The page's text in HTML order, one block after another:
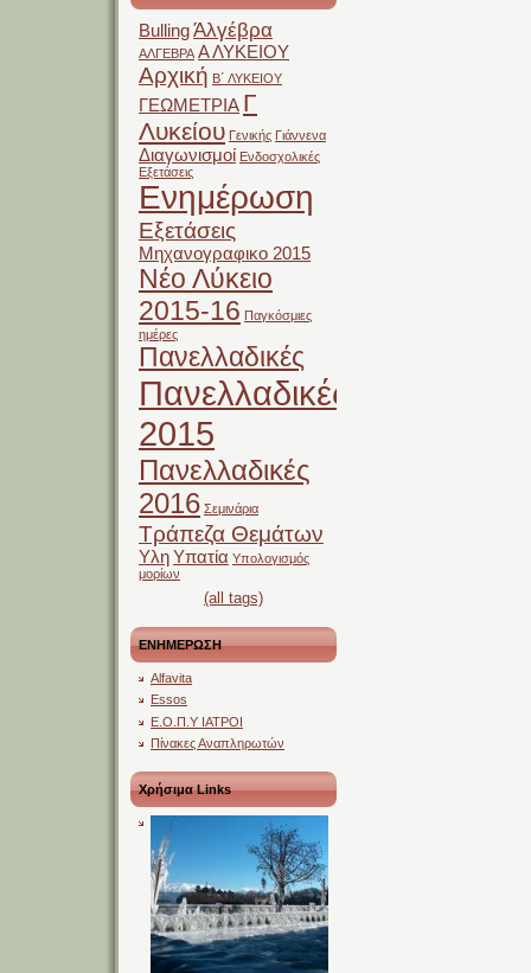
BullingΆλγέβρα
ΑΛΓΕΒΡΑ Α ΛΥΚΕΙΟΥ
Αρχική Β΄ ΛΥΚΕΙΟΥ
ΓΕΩΜΕΤΡΙΑ Γ
Λυκείου Γενικής Γιάννενα
Διαγωνισμοί Ενδοσχολικές
Εξετάσεις
Ενημέρωση
Εξετάσεις
Μηχανογραφικο 2015
Νέο Λύκειο
2015-16 Παγκόσμιες
ημέρες
Πανελλαδικές
Πανελλαδικές
2015
Πανελλαδικές
2016 Σεμινάρια
Τράπεζα Θεμάτων
ΥληΥπατία Υπολογισμός
μορίων
(all tags)
ΕΝΗΜΕΡΩΣΗ
Alfavita
Essos
Ε.Ο.Π.Υ ΙΑΤΡΟΙ
Πίνακες Αναπληρωτών
Χρήσιμα Links